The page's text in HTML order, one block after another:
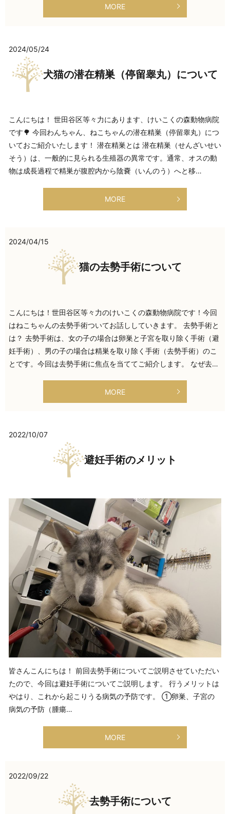
MORE
2024/05/24
犬猫の潜在精巣（停留睾丸）について
こんにちは！ 世田谷区等々力にあります、けいこくの森動物病院
です🌳 今回わんちゃん、ねこちゃんの潜在精巣（停留睾丸）につ
いておご紹介いたします！ 潜在精巣とは 潜在精巣（せんざいせい
そう）は、一般的に見られる生殖器の異常です。通常、オスの動
物は成長過程で精巣が腹腔内から陰嚢（いんのう）へと移…
MORE
2024/04/15
猫の去勢手術について
こんにちは！世田谷区等々力のけいこくの森動物病院です！今回
はねこちゃんの去勢手術ついてお話ししていきます。 去勢手術と
は？ 去勢手術は、女の子の場合は卵巣と子宮を取り除く手術（避
妊手術）、男の子の場合は精巣を取り除く手術（去勢手術）のこ
とです。今回は去勢手術に焦点を当ててご紹介します。 なぜ去…
MORE
2022/10/07
避妊手術のメリット
皆さんこんにちは！ 前回去勢手術についてご説明させていただい
たので、今回は避妊手術についてご説明します。 行うメリットは
やはり、これから起こりうる病気の予防です。 ①卵巣、子宮の
病気の予防（腫瘍…
MORE
2022/09/22
去勢手術について